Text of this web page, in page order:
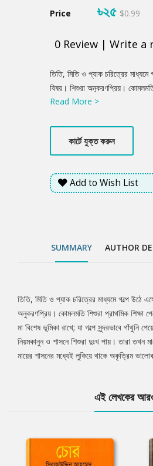
Price ৳২৫ $0.99
0 Review | Write a
Product
Summery
তিতি, মিতি ও প্যাক চরিত্রের মাধ্যমে
বিষয়। শিশুরা অনুকরণপ্রিয়। কোমলমতি
পরিবার থেকে। এক্ষেত্রে মা বিশেষ
তারা তখন মাকে ভুল বুঝে মন খারাপ
থাকে অকৃত্রিম ভালোবাসা।
Read More >
কার্টে যুক্ত করুন
Add to Wish List
SUMMARY AUTHOR
Tab
Article
তিতি, মিতি ও প্যাক চরিত্রের মাধ্যমে গল্পে উঠে
অনুকরণপ্রিয়। কোমলমতি শিশুরা প্রাথমিক শিক্ষা
মা বিশেষ ভূমিকা রাখে; যা গল্পে সুন্দরভাবে গাঁথুনি
নিয়মকানুন ও শাসনে শিশুরা দুঃখ পায়। তারা তখন
মায়ের শাসনের মধ্যেই লুকিয়ে থাকে অকৃত্রিম
এই লেখকের